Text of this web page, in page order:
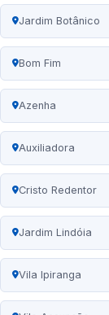
Jardim Botânico
Bom Fim
Azenha
Auxiliadora
Cristo Redentor
Jardim Lindóia
Vila Ipiranga